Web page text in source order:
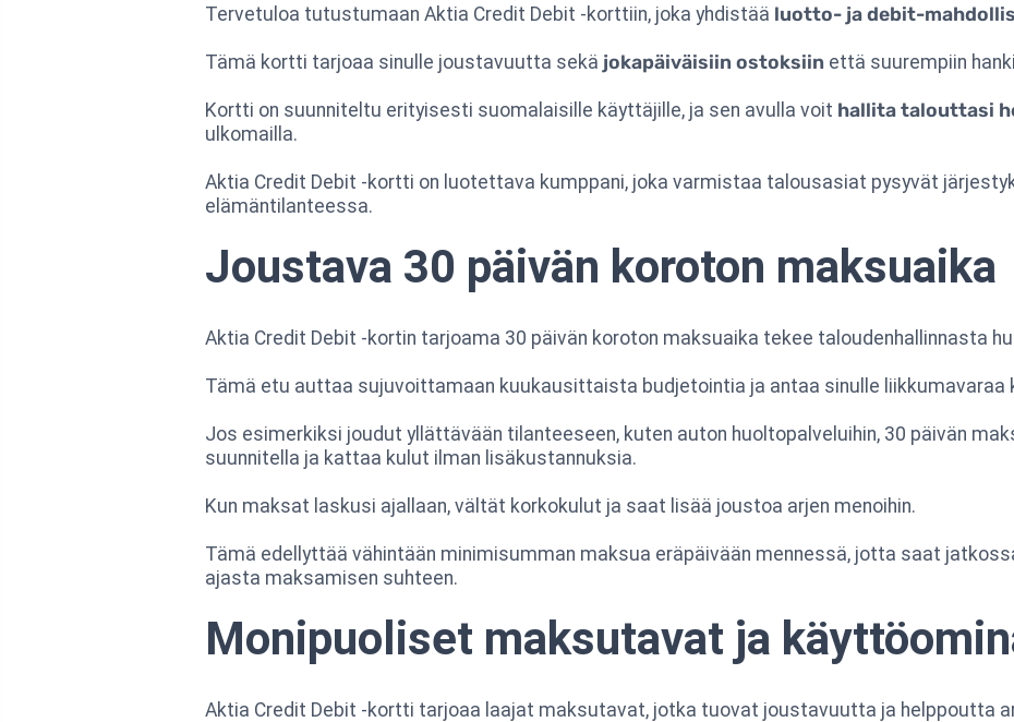
Tervetuloa tutustumaan Aktia Credit Debit -korttiin, joka yhdistää luotto- ja debit-
Tämä kortti tarjoaa sinulle joustavuutta sekä jokapäiväisiin ostoksiin että suurempiin
Kortti on suunniteltu erityisesti suomalaisille käyttäjille, ja sen avulla voit hallita talouttasi
ulkomailla.
Aktia Credit Debit -kortti on luotettava kumppani, joka varmistaa talousasiat pysyvät
elämäntilanteessa.
Joustava 30 päivän koroton maksuaika
Aktia Credit Debit -kortin tarjoama 30 päivän koroton maksuaika tekee taloudenhallinnasta
Tämä etu auttaa sujuvoittamaan kuukausittaista budjetointia ja antaa sinulle liikkumavaraa
Jos esimerkiksi joudut yllättävään tilanteeseen, kuten auton huoltopalveluihin, 30 päivän
suunnitella ja kattaa kulut ilman lisäkustannuksia.
Kun maksat laskusi ajallaan, vältät korkokulut ja saat lisää joustoa arjen menoihin.
Tämä edellyttää vähintään minimisumman maksua eräpäivään mennessä, jotta saat
ajasta maksamisen suhteen.
Monipuoliset maksutavat ja
Aktia Credit Debit -kortti tarjoaa laajat maksutavat, jotka tuovat joustavuutta ja helppoutta